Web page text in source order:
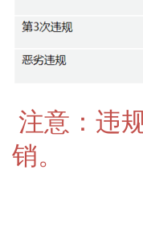
注意：违
销。